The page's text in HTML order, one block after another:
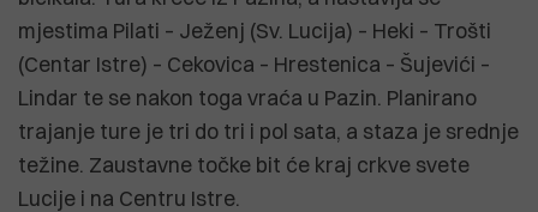
mjestima Pilati – Ježenj (Sv. Lucija) – Heki – Trošti
(Centar Istre) – Cekovica – Hrestenica – Šujevići –
Lindar te se nakon toga vraća u Pazin. Planirano
trajanje ture je tri do tri i pol sata, a staza je srednje
težine. Zaustavne točke bit će kraj crkve svete
Lucije i na Centru Istre.